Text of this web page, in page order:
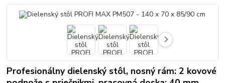
Profesionálny dielenský stôl, nosný rám: 2 kovové